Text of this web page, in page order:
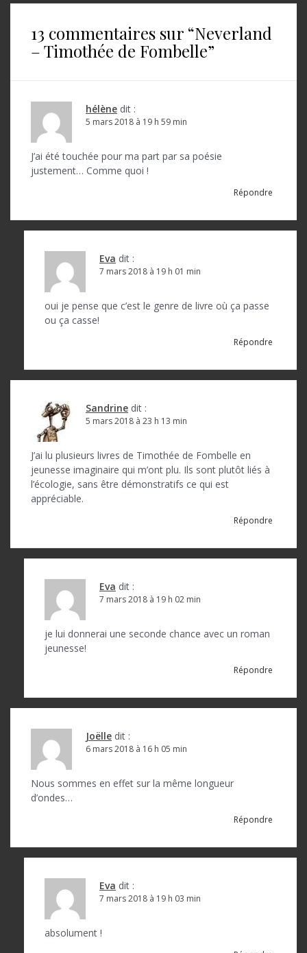
l
l
13 commentaires sur “Neverland
– Timothée de Fombelle”
hélène dit :
5 mars 2018 à 19 h 59 min
J’ai été touchée pour ma part par sa poésie
justement… Comme quoi !
Répondre
Eva dit :
7 mars 2018 à 19 h 01 min
oui je pense que c’est le genre de livre où ça passe
ou ça casse!
Répondre
Sandrine dit :
5 mars 2018 à 23 h 13 min
J’ai lu plusieurs livres de Timothée de Fombelle en
jeunesse imaginaire qui m’ont plu. Ils sont plutôt liés à
l’écologie, sans être démonstratifs ce qui est
appréciable.
Répondre
Eva dit :
7 mars 2018 à 19 h 02 min
je lui donnerai une seconde chance avec un roman
jeunesse!
Répondre
Joëlle dit :
6 mars 2018 à 16 h 05 min
Nous sommes en effet sur la même longueur
d’ondes…
Répondre
Eva dit :
7 mars 2018 à 19 h 03 min
absolument !